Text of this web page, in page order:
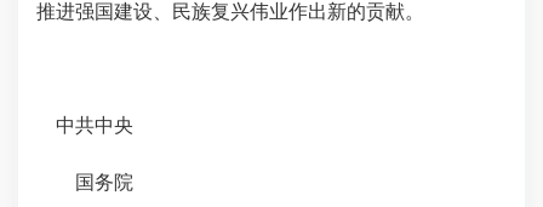
推进强国建设、民族复兴伟业作出新的贡献。
中共中央
国务院